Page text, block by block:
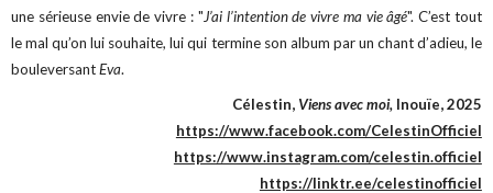
une sérieuse envie de vivre : "J’ai l’intention de vivre ma vie âgé". C’est tout
le mal qu’on lui souhaite, lui qui termine son album par un chant d’adieu, le
bouleversantEva.
Célestin, Viens avec moi, Inouïe, 2025
https://www.facebook.com/CelestinOfficiel
https://www.instagram.com/celestin.officiel
https://linktr.ee/celestinofficiel